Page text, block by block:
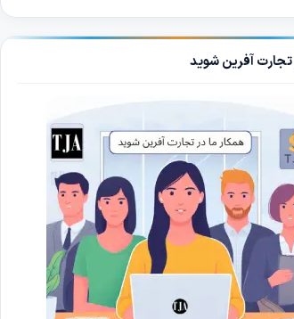
آفرین شوید